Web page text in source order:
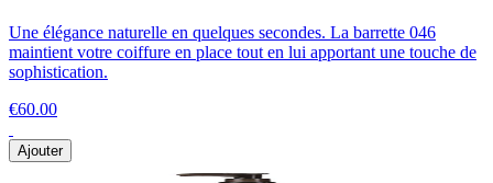
Une élégance naturelle en quelques secondes. La barrette 046
maintient votre coiffure en place tout en lui apportant une touche de
sophistication.
€60.00
Ajouter